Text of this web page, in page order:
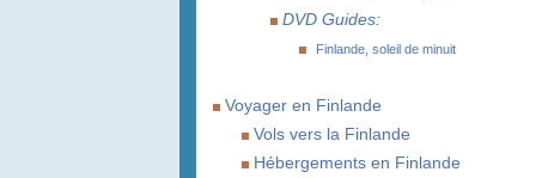
DVD Guides:
Finlande, soleil de minuit
Voyager en Finlande
Vols vers la Finlande
Hébergements en Finlande